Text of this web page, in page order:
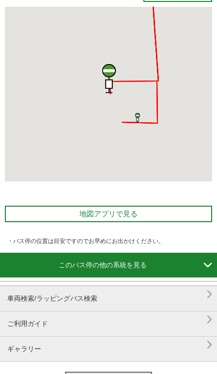
地図アプリで見る
・バス停の位置は目安ですのでお早めにお出かけください。
このバス停の他の系統を見る 
車両検索/ラッピングバス検索 
ご利用ガイド 
ギャラリー 